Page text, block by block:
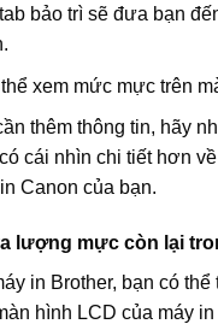
bảo trì sẽ đưa bạn
xem mức mực trên
thêm thông tin, hãy
cái nhìn chi tiết hơn
Canon của bạn.
lượng mực còn lại
in Brother, bạn có thể
hình LCD của máy